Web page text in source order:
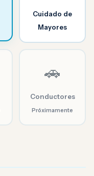
Cuidado de
Mayores
🚗
Conductores
Próximamente